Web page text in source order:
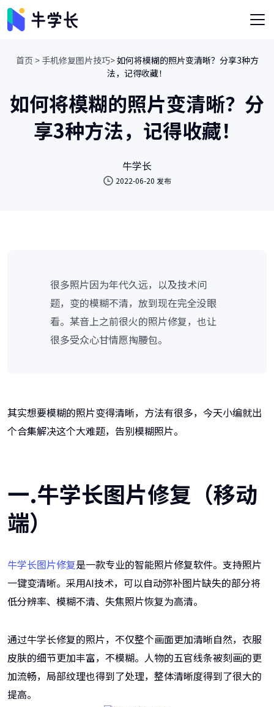
首页 > 手机修复图片技巧>如何将模糊的照片变清晰？分享3种方
法，记得收藏！
如何将模糊的照片变清晰？分
享3种方法，记得收藏！
牛学长
2022-06-20 发布
很多照片因为年代久远，以及技术问
题，变的模糊不清，放到现在完全没眼
看。某音上之前很火的照片修复，也让
很多受众心甘情愿掏腰包。
其实想要模糊的照片变得清晰，方法有很多，今天小编就出
个合集解决这个大难题，告别模糊照片。
一.牛学长图片修复（移动
端）
牛学长图片修复是一款专业的智能照片修复软件。支持照片
一键变清晰。采用AI技术，可以自动弥补图片缺失的部分将
低分辨率、模糊不清、失焦照片恢复为高清。
通过牛学长修复的照片，不仅整个画面更加清晰自然，衣服
皮肤的细节更加丰富，不模糊。人物的五官线条被刻画的更
加流畅，局部纹理也得到了处理，整体清晰度得到了很大的
提高。